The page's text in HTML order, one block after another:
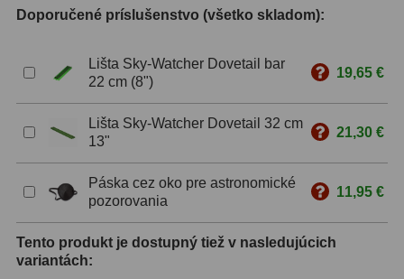
ED a Flat Field12
30
Barlow65
Mesačné a polarizačné
Doporučené príslušenstvo (všetko skladom):
Lišta Sky-Watcher Dovetail bar
22 cm (8")
19,65 €
Lišta Sky-Watcher Dovetail 32 cm
13"
21,30 €
Páska cez oko pre astronomické
pozorovania
11,95 €
Tento produkt je dostupný tiež v nasledujúcich
variantách: